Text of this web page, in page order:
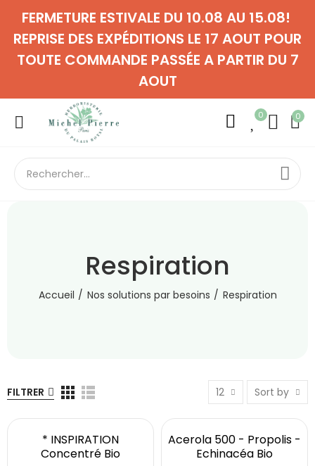
FERMETURE ESTIVALE DU 10.08 AU 15.08!
REPRISE DES EXPÉDITIONS LE 17 AOUT POUR
TOUTE COMMANDE PASSÉE A PARTIR DU 7
AOUT
0 0
Respiration
Accueil Nos solutions par besoins Respiration
FILTRER 12 Sort by
* INSPIRATION
Concentré Bio
Acerola 500 - Propolis -
Echinacéa Bio